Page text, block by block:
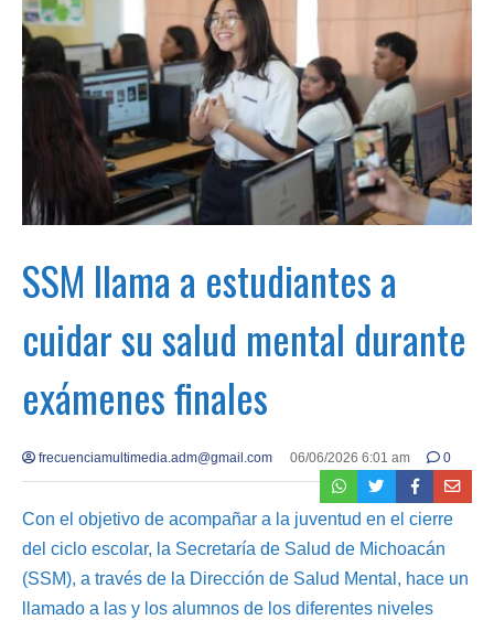
SSM llama a estudiantes a
cuidar su salud mental durante
exámenes finales
frecuenciamultimedia.adm@gmail.com 06/06/2026 6:01 am 0
Con el objetivo de acompañar a la juventud en el cierre
del ciclo escolar, la Secretaría de Salud de Michoacán
(SSM), a través de la Dirección de Salud Mental, hace un
llamado a las y los alumnos de los diferentes niveles